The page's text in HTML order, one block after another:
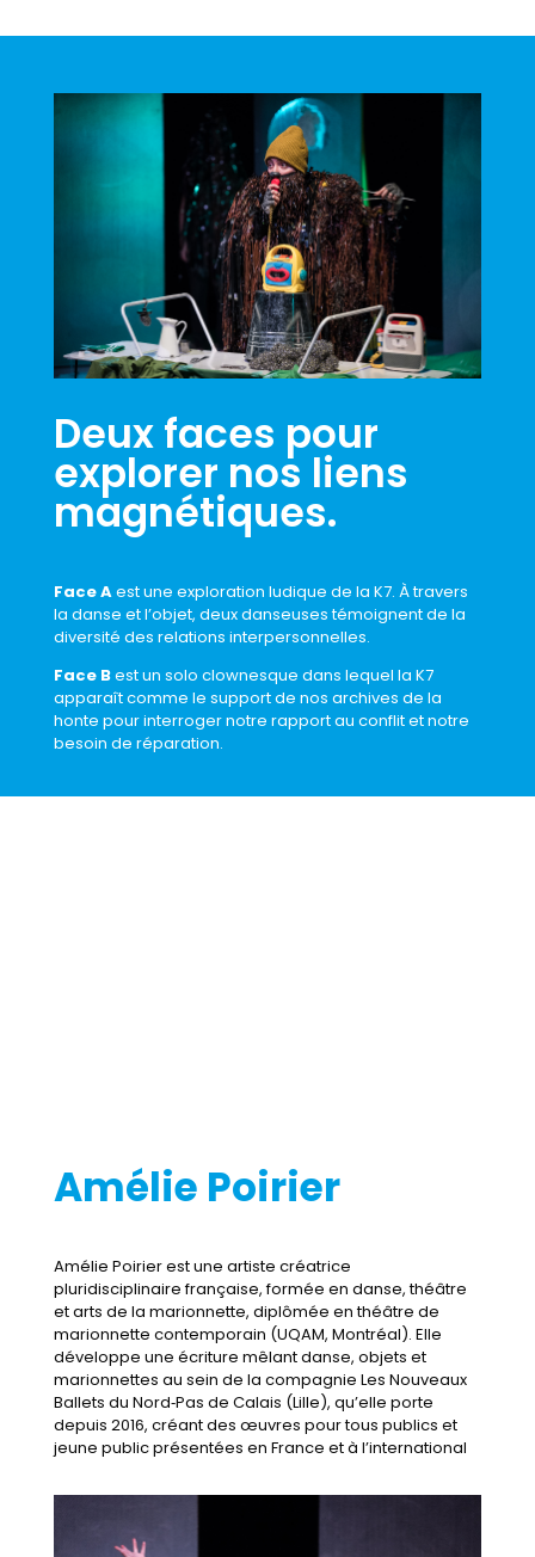
Deux faces pour
explorer nos liens
magnétiques.
Face Aest une exploration ludique de la K7. À travers
la danse et l’objet, deux danseuses témoignent de la
diversité des relations interpersonnelles.
Face Best un solo clownesque dans lequel la K7
apparaîtcomme le support de nos archives de la
honte pourinterroger notre rapport au conflit et notre
besoin de réparation.
Amélie Poirier
Amélie Poirier est une artiste créatrice
pluridisciplinaire française, formée en danse, théâtre
et arts de la marionnette, diplômée en théâtre de
marionnette contemporain (UQAM, Montréal). Elle
développe une écriture mêlant danse, objets et
marionnettes au sein de la compagnie Les Nouveaux
Ballets du Nord‑Pas de Calais (Lille), qu’elle porte
depuis 2016, créant des œuvres pour tous publics et
jeune public présentées en France et à l’international